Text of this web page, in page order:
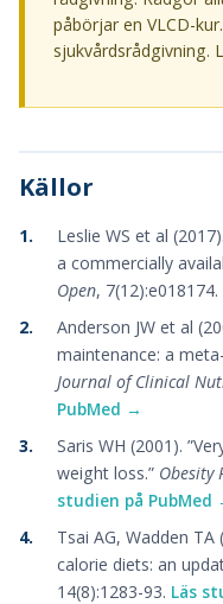
påbörjar en VLCD-
sjukvårdsrådgivning.
Källor
Leslie WS et al
a commercially
Open, 7(12):e018174.
Anderson JW et al
maintenance: a
Journal of Clinical
PubMed →
Saris WH (2001).
weight loss.” Obesity
studien på PubMed
Tsai AG, Wadden
calorie diets: an
14(8):1283-93. Läs